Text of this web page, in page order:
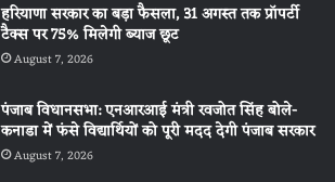
हरियाणा सरकार का बड़ा फैसला, 31 अगस्त तक प्रॉपर्टी
टैक्स पर 75% मिलेगी ब्याज छूट
August 7, 2026
पंजाब विधानसभा: एनआरआई मंत्री रवजोत सिंह बोले-
कनाडा में फंसे विद्यार्थियों को पूरी मदद देगी पंजाब सरकार
August 7, 2026